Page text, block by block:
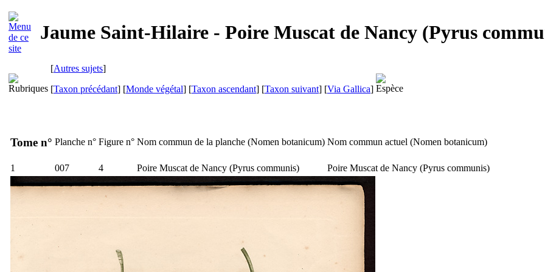
Jaume Saint-Hilaire - Poire Muscat de Nancy (Pyrus
[Autres sujets]
[Taxon précédant] [Monde végétal] [Taxon ascendant] [Taxon suivant] [Via Gallica]
Tome n° Planche n° Figure n° Nom commun de la planche (Nomen botanicum) Nom commun actuel (Nomen botanicum)
1 007 4 Poire Muscat de Nancy (Pyrus communis) Poire Muscat de Nancy (Pyrus communis)